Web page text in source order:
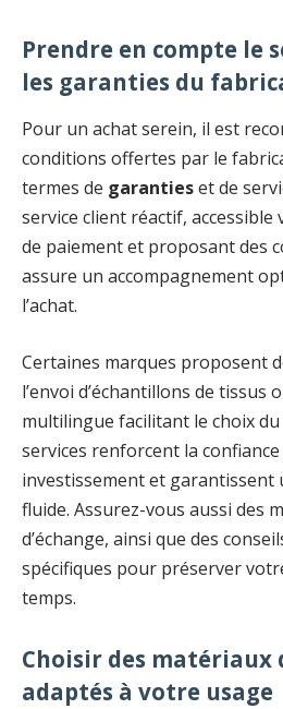
Prendre en compte le
les garanties du
Pour un achat serein, il est
conditions offertes par le
termes de garantieset de
service client réactif, accessible
de paiement et proposant des
assure un accompagnement
l’achat.
Certaines marques proposent
l’envoi d’échantillons de tissus
multilingue facilitant le choix du
services renforcent la
investissement et garantissent
fluide. Assurez-vous aussi des
d’échange, ainsi que des
spécifiques pour préserver
temps.
Choisir des matériaux
adaptés à votre usage